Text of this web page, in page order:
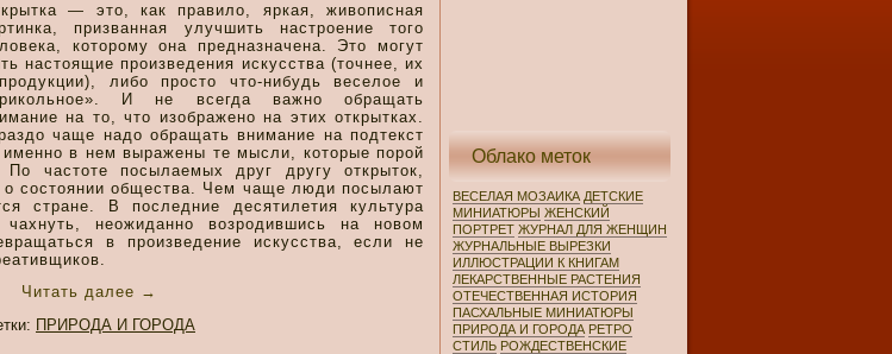
— это, как правило, яркая, живописная
призванная улучшить настроение того
которому она предназначена. Это могут
настоящие произведения искусства (точнее, их
либо просто что-нибудь веселое и
И не всегда важно обращать
на то, что изображено на этих открытках.
чаще надо обращать внимание на подтекст
в нем выражены те мысли, которые порой
частоте посылаемых друг другу открыток,
о состоянии общества. Чем чаще люди посылают
стране. В последние десятилетия культура
неожиданно возродившись на новом
в произведение искусства, если не
Читать далее →
ПРИРОДА И ГОРОДА
Облако меток
ВЕСЕЛАЯ МОЗАИКА ДЕТСКИЕ
МИНИАТЮРЫ ЖЕНСКИЙ
ПОРТРЕТ ЖУРНАЛ ДЛЯ ЖЕНЩИН
ЖУРНАЛЬНЫЕ ВЫРЕЗКИ
ИЛЛЮСТРАЦИИ К КНИГАМ
ЛЕКАРСТВЕННЫЕ РАСТЕНИЯ
ОТЕЧЕСТВЕННАЯ ИСТОРИЯ
ПАСХАЛЬНЫЕ МИНИАТЮРЫ
ПРИРОДА И ГОРОДА РЕТРО
СТИЛЬ РОЖДЕСТВЕНСКИЕ